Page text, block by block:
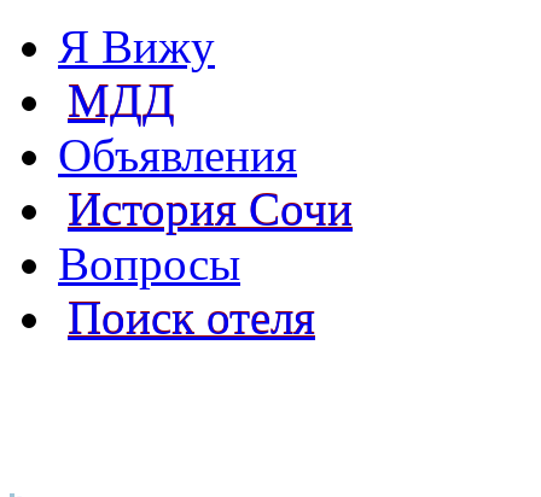
Я Вижу
МДД
Объявления
История Сочи
Вопросы
Поиск отеля